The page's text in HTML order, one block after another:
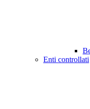
Enti controllati